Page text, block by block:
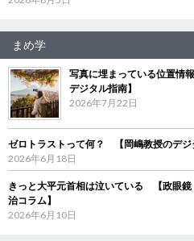
まめ学
写真に埋まっている位置情
デジタル指南】
2026年7月22日
ゼロトラストって何？ 【岡嶋教授のデジ
2026年6月18日
きっと大平元首相は泣いている 【政眼
治コラム】
2026年6月10日